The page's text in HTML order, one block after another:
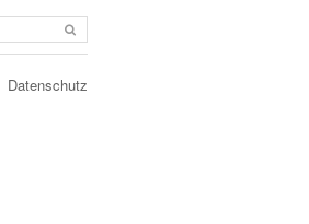
Datenschutz